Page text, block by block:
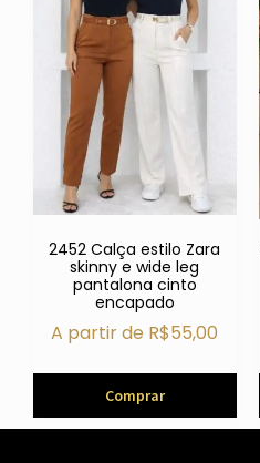
2452 Calça estilo Zara
skinny e wide leg
pantalona cinto
encapado
A partir de R$55,00
Comprar